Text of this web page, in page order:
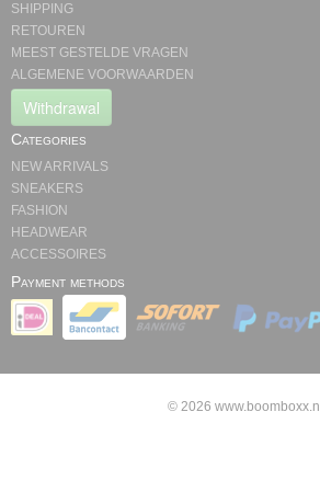
SHIPPING
RETOUREN
MEEST GESTELDE VRAGEN
ALGEMENE VOORWAARDEN
Withdrawal
Categories
NEW ARRIVALS
SNEAKERS
FASHION
HEADWEAR
ACCESSOIRES
Payment methods
© 2026 www.boomboxx.nl